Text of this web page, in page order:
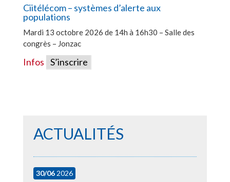
Ciitélécom – systèmes d’alerte aux
populations
Mardi 13 octobre 2026 de 14h à 16h30 – Salle des
congrès – Jonzac
Infos S’inscrire
ACTUALITÉS
30/062026